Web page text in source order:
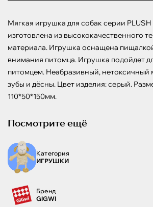
Мягкая игрушка для собак серии PLUSH
изготовлена из высококачественного
материала. Игрушка оснащена
внимания питомца. Игрушка подойдет
питомцем. Неабразивный, нетоксичный
зубы и дёсны. Цвет изделия: серый.
110*50*150мм.
Посмотрите ещё
Категория
ИГРУШКИ
Бренд
GIGWI